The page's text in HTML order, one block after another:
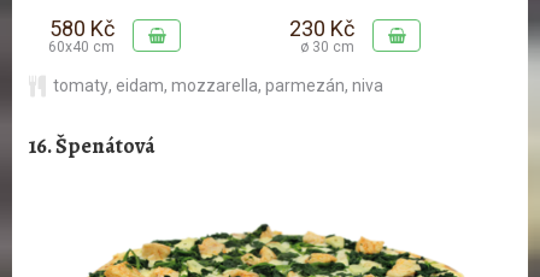
580 Kč
60x40 cm
230 Kč
ø 30 cm
tomaty, eidam, mozzarella, parmezán, niva
16. Špenátová